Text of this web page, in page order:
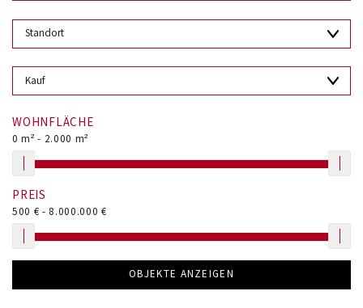
WOHNFLÄCHE
0 m² - 2.000 m²
PREIS
500 € - 8.000.000 €
OBJEKTE ANZEIGEN